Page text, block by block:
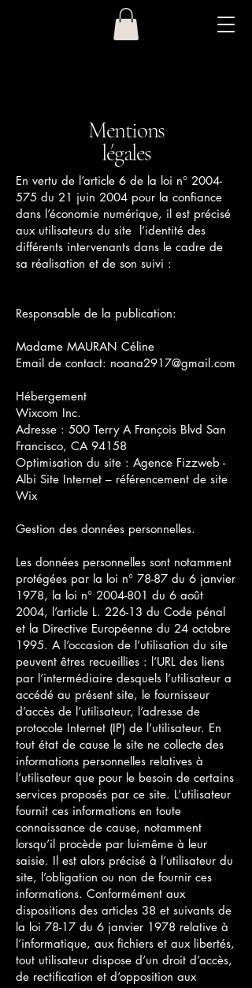
Mentions
légales
En vertu de l’article 6 de la loi n° 2004-
575 du 21 juin 2004 pour la confiance
dans l’économie numérique, il est précisé
aux utilisateurs du site l’identité des
différents intervenants dans le cadre de
sa réalisation et de son suivi :
Responsable de la publication:
Madame MAURAN Céline
Email de contact: noana2917@gmail.com
Hébergement
Wixcom Inc.
Adresse : 500 Terry A François Blvd San
Francisco, CA 94158
Optimisation du site : Agence Fizzweb -
Albi Site Internet – référencement de site
Wix
Gestion des données personnelles.
Les données personnelles sont notamment
protégées par la loi n° 78-87 du 6 janvier
1978, la loi n° 2004-801 du 6 août
2004, l’article L. 226-13 du Code pénal
et la Directive Européenne du 24 octobre
1995. A l’occasion de l’utilisation du site
peuvent êtres recueillies : l’URL des liens
par l’intermédiaire desquels l’utilisateur a
accédé au présent site, le fournisseur
d’accès de l’utilisateur, l’adresse de
protocole Internet (IP) de l’utilisateur. En
tout état de cause le site ne collecte des
informations personnelles relatives à
l’utilisateur que pour le besoin de certains
services proposés par ce site. L’utilisateur
fournit ces informations en toute
connaissance de cause, notamment
lorsqu’il procède par lui-même à leur
saisie. Il est alors précisé à l’utilisateur du
site, l’obligation ou non de fournir ces
informations. Conformément aux
dispositions des articles 38 et suivants de
la loi 78-17 du 6 janvier 1978 relative à
l’informatique, aux fichiers et aux libertés,
tout utilisateur dispose d’un droit d’accès,
de rectification et d’opposition aux